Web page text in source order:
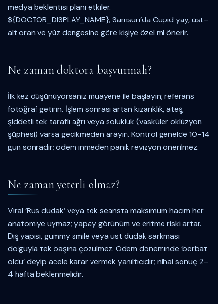
medya beklentisi planı etkiler.
${DOCTOR_DISPLAY_NAME}, Samsun’da Cupid yay, üst–
alt oran ve yüz dengesine göre kişiye özel ml önerir.
Ne zaman doktora başvurmalı?
İlk kez düşünüyorsanız muayene ile başlayın; referans
fotoğraf getirin. İşlem sonrası artan kızarıklık, ateş,
şiddetli tek taraflı ağrı veya solukluk (vasküler oklüzyon
şüphesi) varsa gecikmeden arayın. Kontrol genelde 10–14
gün sonradır; ödem inmeden panik revizyon önerilmez.
Ne zaman yeterli olmaz?
Viral ‘Rus dudak’ veya tek seansta maksimum hacim her
anatomiye uymaz; yapay görünüm ve eritme riski artar.
Diş yapısı, gummy smile veya üst dudak sarkması
dolguyla tek başına çözülmez. Ödem döneminde ‘berbat
oldu’ deyip acele karar vermek yanıltıcıdır; nihai sonuç 2–
4 hafta beklenmelidir.